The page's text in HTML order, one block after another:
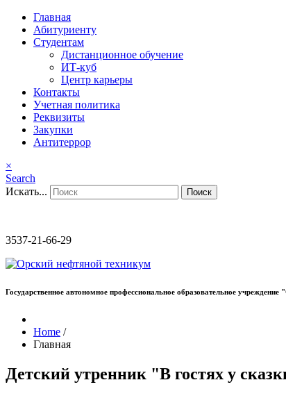
Главная
Абитуриенту
Студентам
Дистанционное обучение
ИТ-куб
Центр карьеры
Контакты
Учетная политика
Реквизиты
Закупки
Антитеррор
×
Search
Искать...
Поиск
3537-21-66-29
Государственное автономное профессиональное образовательное
Home /
Главная
Детский утренник "В гостях у